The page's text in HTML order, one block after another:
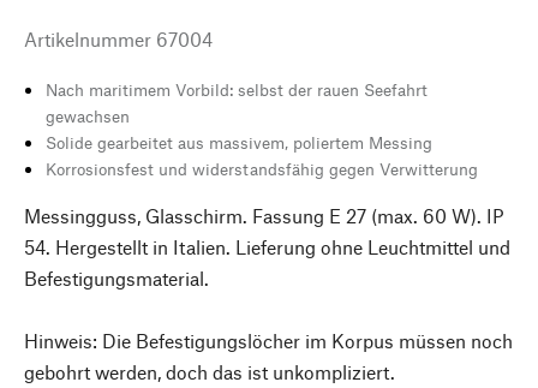
Artikelnummer 67004
Nach maritimem Vorbild: selbst der rauen Seefahrt
gewachsen
Solide gearbeitet aus massivem, poliertem Messing
Korrosionsfest und widerstandsfähig gegen Verwitterung
Messingguss, Glasschirm. Fassung E 27 (max. 60 W). IP
54. Hergestellt in Italien. Lieferung ohne Leuchtmittel und
Befestigungsmaterial.
Hinweis: Die Befestigungslöcher im Korpus müssen noch
gebohrt werden, doch das ist unkompliziert.